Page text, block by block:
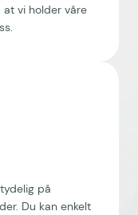
at vi holder våre
på
Du kan enkelt